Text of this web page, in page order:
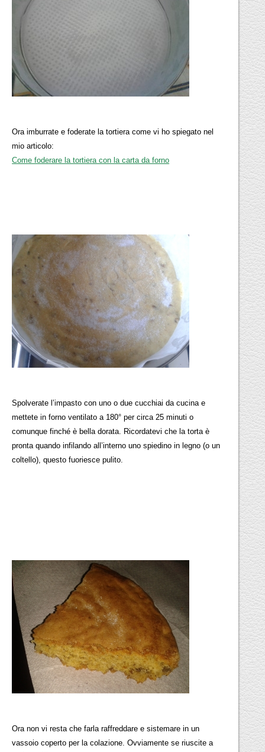
Ora imburrate e foderate la tortiera come vi ho spiegato nel
mio articolo:
Come foderare la tortiera con la carta da forno
Spolverate l’impasto con uno o due cucchiai da cucina e
mettete in forno ventilato a 180° per circa 25 minuti o
comunque finché è bella dorata. Ricordatevi che la torta è
pronta quando infilando all’interno uno spiedino in legno (o un
coltello), questo fuoriesce pulito.
Ora non vi resta che farla raffreddare e sistemare in un
vassoio coperto per la colazione. Ovviamente se riuscite a